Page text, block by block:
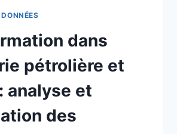
dans
pétrolière et
analyse et
des